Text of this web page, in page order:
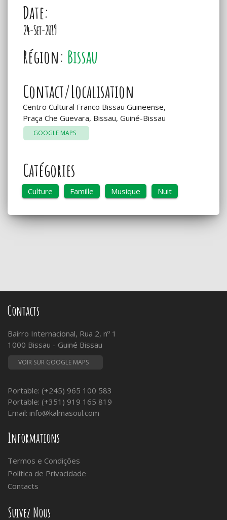
Date:
24-Set-2019
Région: Bissau
Contact/Localisation
Centro Cultural Franco Bissau Guineense,
Praça Che Guevara, Bissau, Guiné-Bissau
GOOGLE MAPS
Catégories
Culture Famille Musique Nuit
Contacts
Bairro Internacional, Rua 2, nº 1
1000 Bissau - Guiné Bissau
VOIR SUR GOOGLE MAPS
Portable: (+245) 965 100 583
Portable: (+351) 919 165 819
Email: info@kalmasoul.com
Informations
Termos e Condições
Política de Privacidade
Contacts
Suivez Nous